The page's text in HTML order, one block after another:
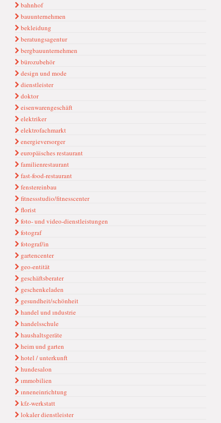
bahnhof
bauunternehmen
bekleidung
beratungsagentur
bergbauunternehmen
bürozubehör
design und mode
dienstleister
doktor
eisenwarengeschäft
elektriker
elektrofachmarkt
energieversorger
europäisches restaurant
familienrestaurant
fast-food-restaurant
fenstereinbau
fitnessstudio/fitnesscenter
florist
foto- und video-dienstleistungen
fotograf
fotograf/in
gartencenter
geo-entität
geschäftsberater
geschenkeladen
gesundheit/schönheit
handel und ındustrie
handelsschule
haushaltsgeräte
heim und garten
hotel / unterkunft
hundesalon
ımmobilien
ınneneinrichtung
kfz-werkstatt
lokaler dienstleister